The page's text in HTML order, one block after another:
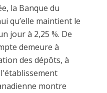
la Banque du
qu’elle maintient le
jour à 2,25 %. De
demeure à
des dépôts, à
l'établissement
montre